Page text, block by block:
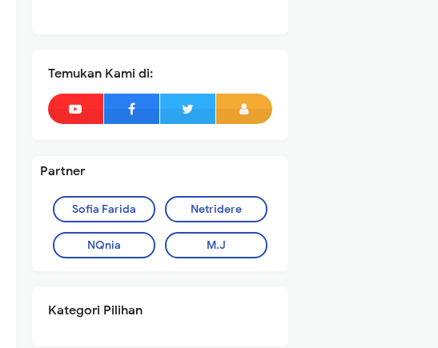
Temukan Kami di:
Partner
Sofia Farida Netridere
NQnia M.J
Kategori Pilihan